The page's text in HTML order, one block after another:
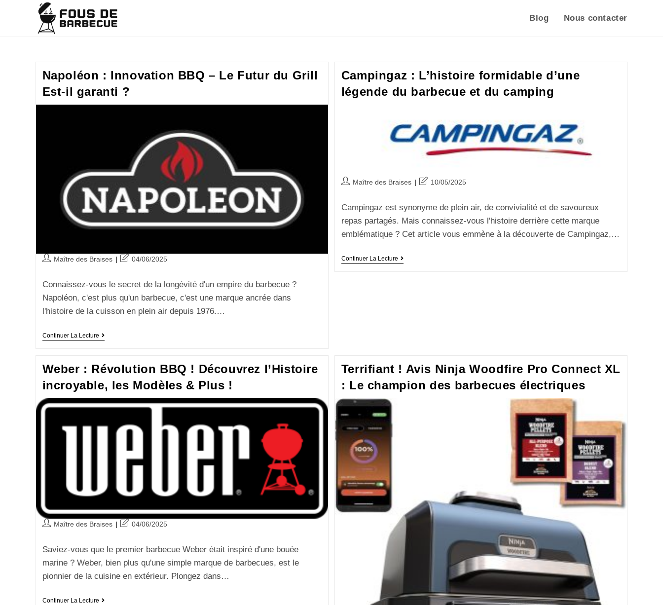
Blog Nous contacter
Napoléon : Innovation BBQ – Le Futur du Grill
Est-il garanti ?
Maître des Braises 04/06/2025
Connaissez-vous le secret de la longévité d'un empire du barbecue ?
Napoléon, c'est plus qu'un barbecue, c'est une marque ancrée dans
l'histoire de la cuisson en plein air depuis 1976.…
Continuer La Lecture
Campingaz : L’histoire formidable d’une
légende du barbecue et du camping
Maître des Braises 10/05/2025
Campingaz est synonyme de plein air, de convivialité et de savoureux
repas partagés. Mais connaissez-vous l'histoire derrière cette marque
emblématique ? Cet article vous emmène à la découverte de Campingaz,…
Continuer La Lecture
Weber : Révolution BBQ ! Découvrez l’Histoire
incroyable, les Modèles & Plus !
Maître des Braises 04/06/2025
Saviez-vous que le premier barbecue Weber était inspiré d'une bouée
marine ? Weber, bien plus qu'une simple marque de barbecues, est le
pionnier de la cuisine en extérieur. Plongez dans…
Continuer La Lecture
Terrifiant ! Avis Ninja Woodfire Pro Connect XL
: Le champion des barbecues électriques